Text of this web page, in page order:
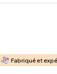
Fabriqué et